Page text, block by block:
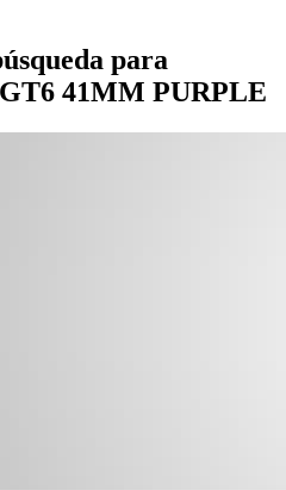
para
41MM PURPLE